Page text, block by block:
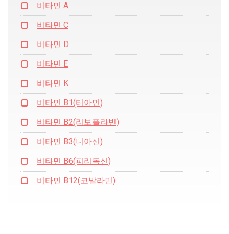
비타민 A
비타민 C
비타민 D
비타민 E
비타민 K
비타민 B1(티아민)
비타민 B2(리보플라빈)
비타민 B3(니아신)
비타민 B6(피리독신)
비타민 B12(코발라민)